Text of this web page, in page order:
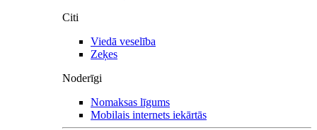
Citi
Viedā veselība
Zeķes
Noderīgi
Nomaksas līgums
Mobilais internets iekārtās